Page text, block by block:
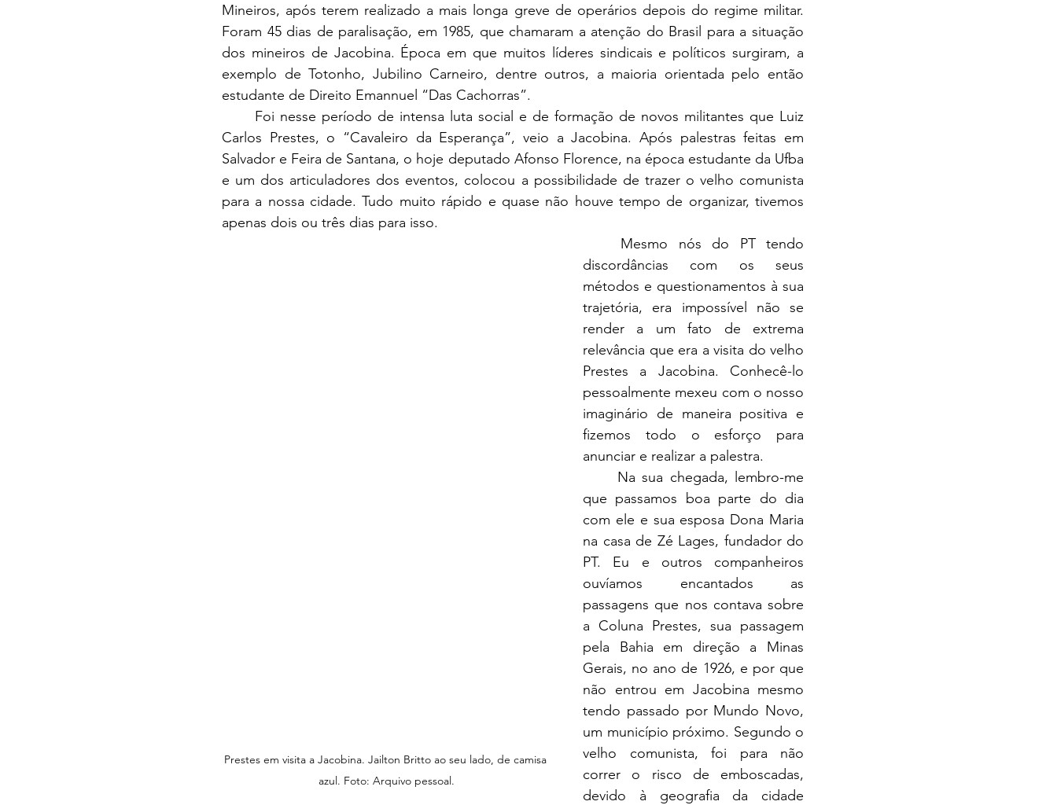
Mineiros, após terem realizado a mais longa greve de operários depois do regime militar.
Foram 45 dias de paralisação, em 1985, que chamaram a atenção do Brasil para a situação
dos mineiros de Jacobina. Época em que muitos líderes sindicais e políticos surgiram, a
exemplo de Totonho, Jubilino Carneiro, dentre outros, a maioria orientada pelo então
estudante de Direito Emannuel “Das Cachorras”.
Foi nesse período de intensa luta social e de formação de novos militantes que Luiz
Carlos Prestes, o “Cavaleiro da Esperança”, veio a Jacobina. Após palestras feitas em
Salvador e Feira de Santana, o hoje deputado Afonso Florence, na época estudante da Ufba
e um dos articuladores dos eventos, colocou a possibilidade de trazer o velho comunista
para a nossa cidade. Tudo muito rápido e quase não houve tempo de organizar, tivemos
apenas dois ou três dias para isso.
Prestes em visita a Jacobina. Jailton Britto ao seu lado, de camisa
azul. Foto: Arquivo pessoal.
Mesmo nós do PT tendo
discordâncias com os seus
métodos e questionamentos à sua
trajetória, era impossível não se
render a um fato de extrema
relevância que era a visita do velho
Prestes a Jacobina. Conhecê-lo
pessoalmente mexeu com o nosso
imaginário de maneira positiva e
fizemos todo o esforço para
anunciar e realizar a palestra.
Na sua chegada, lembro-me
que passamos boa parte do dia
com ele e sua esposa Dona Maria
na casa de Zé Lages, fundador do
PT. Eu e outros companheiros
ouvíamos encantados as
passagens que nos contava sobre
a Coluna Prestes, sua passagem
pela Bahia em direção a Minas
Gerais, no ano de 1926, e por que
não entrou em Jacobina mesmo
tendo passado por Mundo Novo,
um município próximo. Segundo o
velho comunista, foi para não
correr o risco de emboscadas,
devido à geografia da cidade